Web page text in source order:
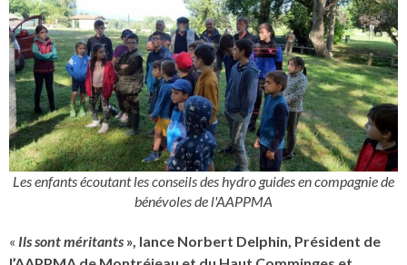
Les enfants écoutant les conseils des hydro guides en compagnie de
bénévoles de l'AAPPMA
« Ils sont méritants », lance Norbert Delphin, Président de